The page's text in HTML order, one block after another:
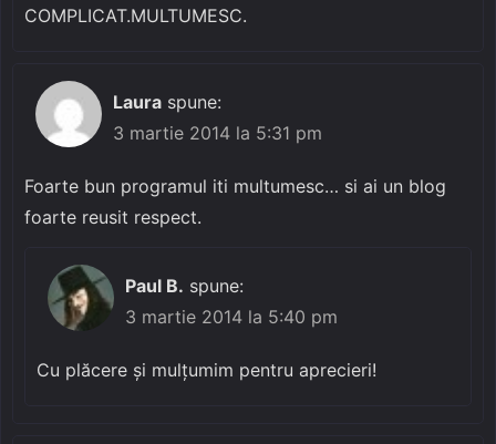
COMPLICAT.MULTUMESC.
Laura spune:
3 martie 2014 la 5:31 pm
Foarte bun programul iti multumesc… si ai un blog
foarte reusit respect.
Paul B. spune:
3 martie 2014 la 5:40 pm
Cu plăcere și mulțumim pentru aprecieri!